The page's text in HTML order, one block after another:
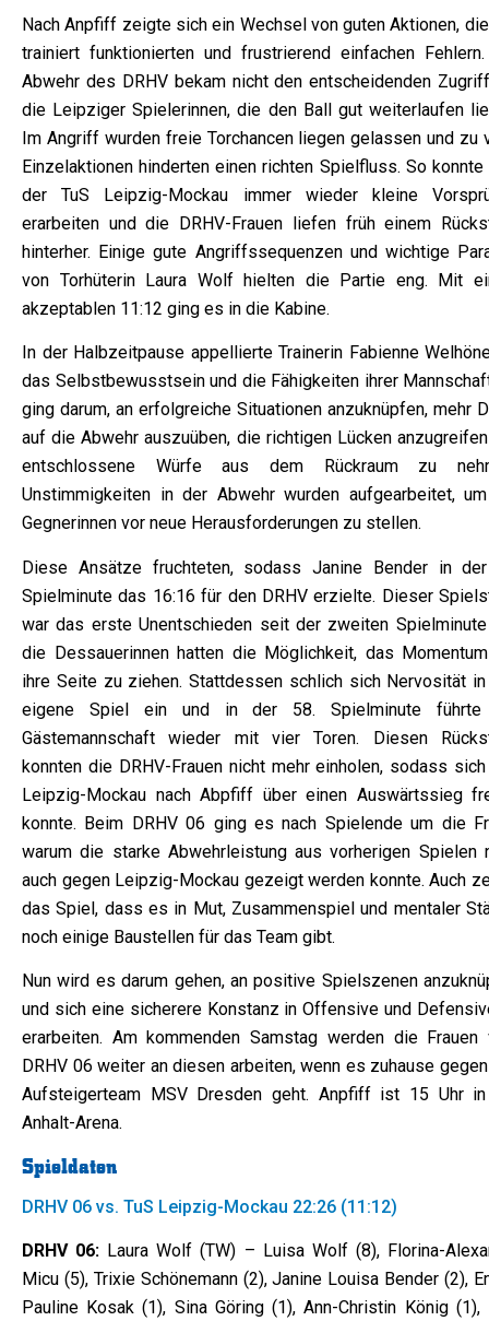
Nach Anpfiff zeigte sich ein Wechsel von guten Aktionen,
trainiert funktionierten und frustrierend einfachen
Abwehr des DRHV bekam nicht den entscheidenden
die Leipziger Spielerinnen, die den Ball gut weiterlaufen
Im Angriff wurden freie Torchancen liegen gelassen und zu
Einzelaktionen hinderten einen richten Spielfluss. So konnte
der TuS Leipzig-Mockau immer wieder kleine
erarbeiten und die DRHV-Frauen liefen früh einem
hinterher. Einige gute Angriffssequenzen und wichtige
von Torhüterin Laura Wolf hielten die Partie eng. Mit
akzeptablen 11:12 ging es in die Kabine.
In der Halbzeitpause appellierte Trainerin Fabienne
das Selbstbewusstsein und die Fähigkeiten ihrer
ging darum, an erfolgreiche Situationen anzuknüpfen, mehr
auf die Abwehr auszuüben, die richtigen Lücken
entschlossene Würfe aus dem Rückraum zu
Unstimmigkeiten in der Abwehr wurden aufgearbeitet,
Gegnerinnen vor neue Herausforderungen zu stellen.
Diese Ansätze fruchteten, sodass Janine Bender in
Spielminute das 16:16 für den DRHV erzielte. Dieser
war das erste Unentschieden seit der zweiten
die Dessauerinnen hatten die Möglichkeit, das
ihre Seite zu ziehen. Stattdessen schlich sich Nervosität
eigene Spiel ein und in der 58. Spielminute
Gästemannschaft wieder mit vier Toren. Diesen
konnten die DRHV-Frauen nicht mehr einholen, sodass sich
Leipzig-Mockau nach Abpfiff über einen Auswärtssieg
konnte. Beim DRHV 06 ging es nach Spielende um die
warum die starke Abwehrleistung aus vorherigen Spielen
auch gegen Leipzig-Mockau gezeigt werden konnte. Auch
das Spiel, dass es in Mut, Zusammenspiel und mentaler
noch einige Baustellen für das Team gibt.
Nun wird es darum gehen, an positive Spielszenen
und sich eine sicherere Konstanz in Offensive und
erarbeiten. Am kommenden Samstag werden die Frauen
DRHV 06 weiter an diesen arbeiten, wenn es zuhause
Aufsteigerteam MSV Dresden geht. Anpfiff ist 15 Uhr
Anhalt-Arena.
Spieldaten
DRHV 06 vs. TuS Leipzig-Mockau 22:26 (11:12)
DRHV 06: Laura Wolf (TW) – Luisa Wolf (8), Florina-
Micu (5), Trixie Schönemann (2), Janine Louisa Bender (2),
Pauline Kosak (1), Sina Göring (1), Ann-Christin König (1),